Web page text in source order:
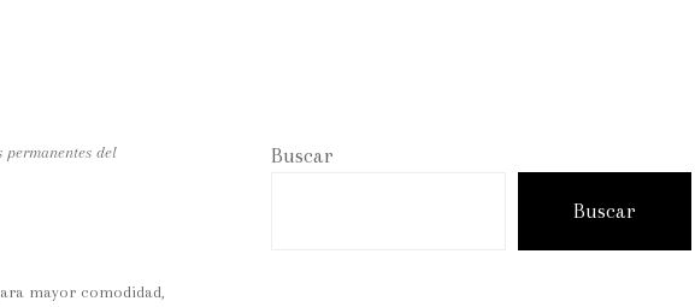
del
mayor comodidad,
Buscar
Buscar